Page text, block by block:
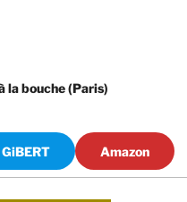
la bouche (Paris)
GiBERT Amazon